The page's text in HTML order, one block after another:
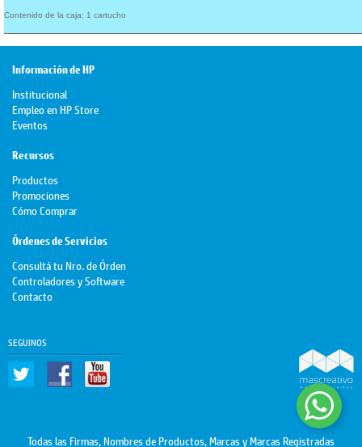
Contenido de la caja: 1 cartucho
Información de HP
Institucional
Empleo en HP Store
Eventos
Recursos
Productos
Promociones
Cómo Comprar
Órdenes de Servicios
Consultá tu Nro. de Órden
Controladores y Software
Contacto
SEGUINOS
Todas las Firmas, Nombres de Productos, Marcas y Marcas Registradas